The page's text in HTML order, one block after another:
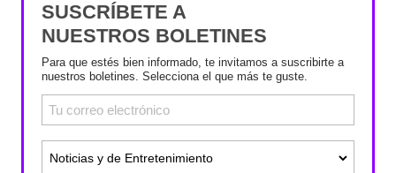
SUSCRÍBETE A
NUESTROS BOLETINES
Para que estés bien informado, te invitamos a suscribirte a
nuestros boletines. Selecciona el que más te guste.